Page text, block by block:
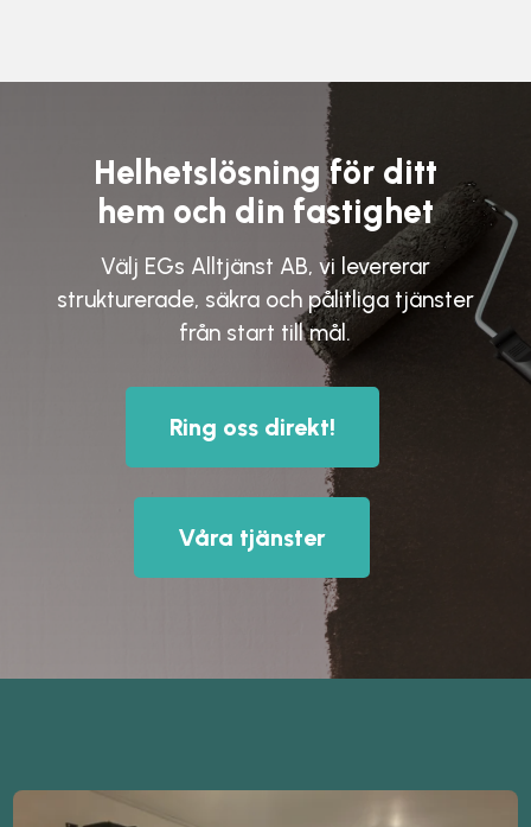
Helhetslösning för ditt
hem och din fastighet
Välj EGs Alltjänst AB, vi levererar
strukturerade, säkra och pålitliga tjänster
från start till mål.
Ring oss direkt!
Våra tjänster